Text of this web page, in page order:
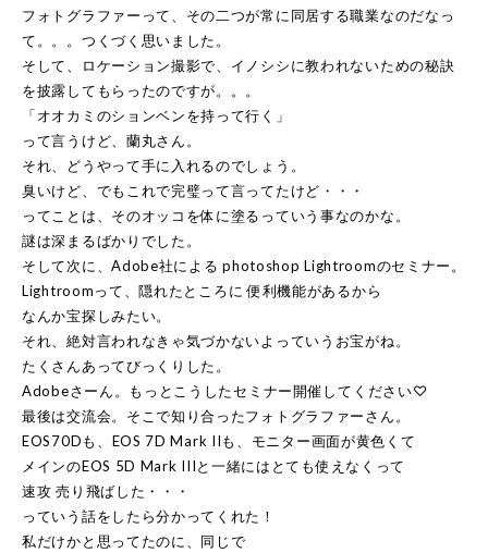
フォトグラファーって、その二つが常に同居する職業なのだなっ
て。。。つくづく思いました。
そして、ロケーション撮影で、イノシシに教われないための秘訣
を披露してもらったのですが。。。
「オオカミのションベンを持って行く」
って言うけど、蘭丸さん。
それ、どうやって手に入れるのでしょう。
臭いけど、でもこれで完璧って言ってたけど・・・
ってことは、そのオッコを体に塗るっていう事なのかな。
謎は深まるばかりでした。
そして次に、Adobe社による photoshop Lightroomのセミナー。
Lightroomって、隠れたところに 便利機能があるから
なんか宝探しみたい。
それ、絶対言われなきゃ気づかないよっていうお宝がね。
たくさんあってびっくりした。
Adobeさーん。もっとこうしたセミナー開催してください♡
最後は交流会。そこで知り合ったフォトグラファーさん。
EOS70Dも、EOS 7D Mark IIも、モニター画面が黄色くて
メインのEOS 5D Mark IIIと一緒にはとても使えなくって
速攻 売り飛ばした・・・
っていう話をしたら分かってくれた！
私だけかと思ってたのに、同じで